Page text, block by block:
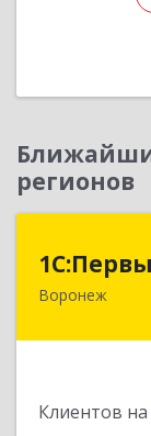
регионов
Воронеж
Клиентов
394006,